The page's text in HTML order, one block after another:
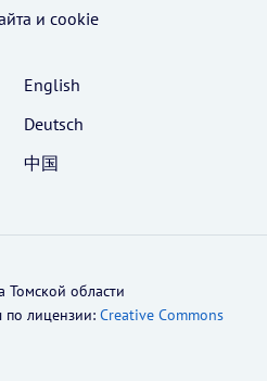
и cookie
English
Deutsch
中国
области
по лицензии: Creative Commons